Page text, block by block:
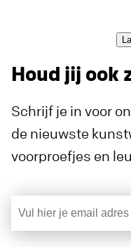
Houd jij ook
Schrijf je in voor
de nieuwste
voorproefjes en